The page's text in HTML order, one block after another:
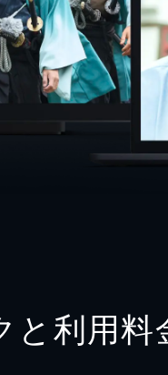
と利用料